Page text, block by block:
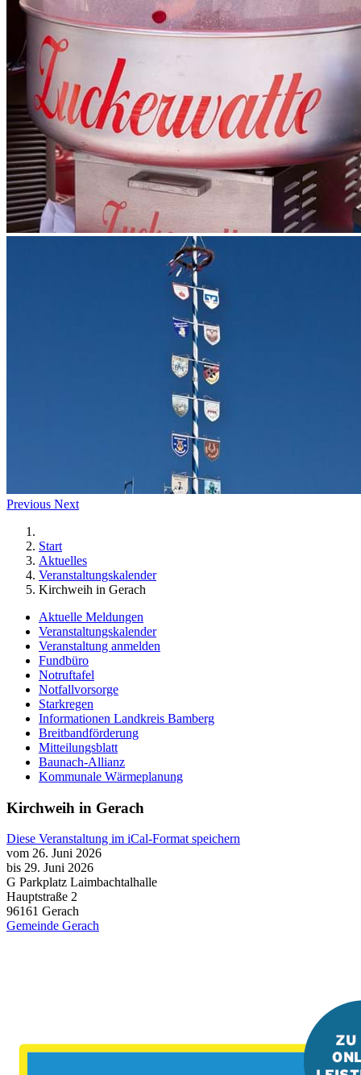
Previous Next
Start
Aktuelles
Veranstaltungskalender
Kirchweih in Gerach
Aktuelle Meldungen
Veranstaltungskalender
Veranstaltung anmelden
Fundbüro
Notruftafel
Notfallvorsorge
Starkregen
Informationen Landkreis Bamberg
Breitbandförderung
Mitteilungsblatt
Baunach-Allianz
Kommunale Wärmeplanung
Kirchweih in Gerach
Diese Veranstaltung im iCal-Format speichern
vom 26. Juni 2026
bis 29. Juni 2026
G Parkplatz Laimbachtalhalle
Hauptstraße 2
96161 Gerach
Gemeinde Gerach